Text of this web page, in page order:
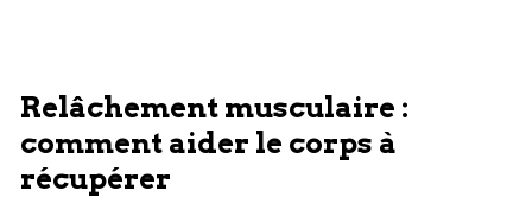
Relâchement musculaire :
comment aider le corps à
récupérer